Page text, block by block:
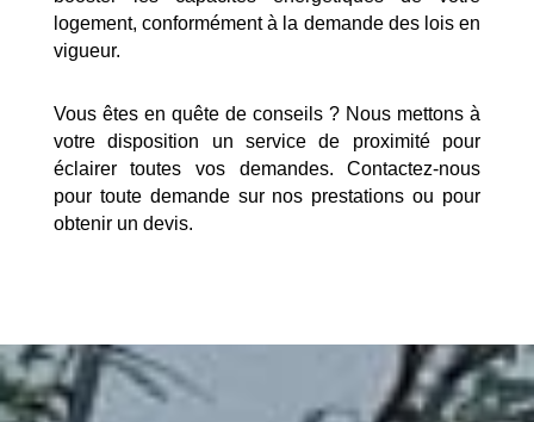
logement, conformément à la demande des lois en
vigueur.
Vous êtes en quête de conseils ? Nous mettons à
votre disposition un service de proximité pour
éclairer toutes vos demandes. Contactez-nous
pour toute demande sur nos prestations ou pour
obtenir un devis.